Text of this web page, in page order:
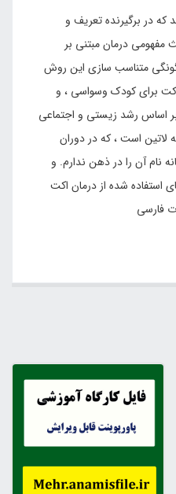
می باشد که در برگیرنده تعریف و
درمان مبتنی بر
متناسب سازی این روش
پروتکل اکت برای کودک وسواسی ، و
اساس رشد زیستی و اجتماعی
لاتین است ، که در دوران
نام آن را در ذهن ندارم. و
استفاده شده از درمان اکت
فارسی